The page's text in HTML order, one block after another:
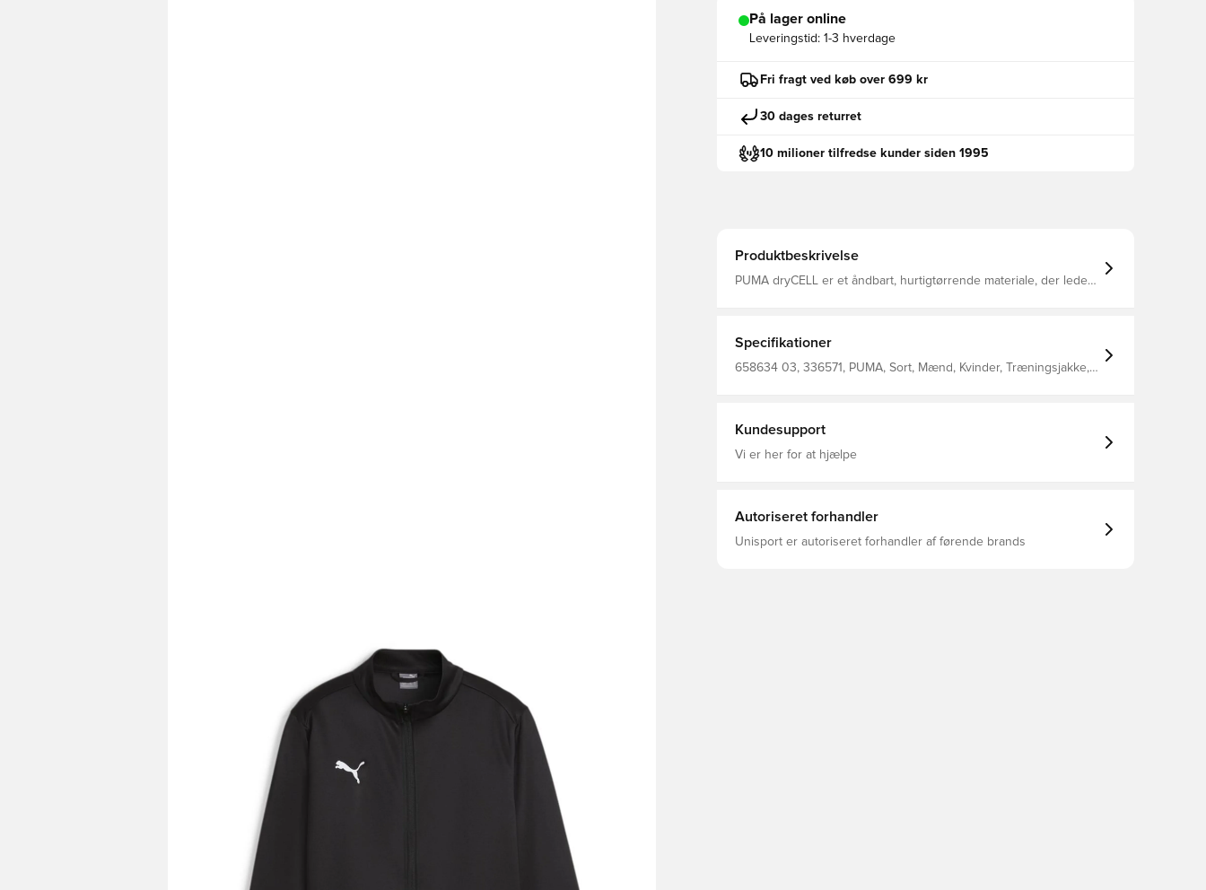
På lager online
Leveringstid: 1-3 hverdage
Fri fragt ved køb over 699 kr
30 dages returret
10 milioner tilfredse kunder siden 1995
Produktbeskrivelse
PUMA dryCELL er et åndbart, hurtigtørrende materiale, der leder
Specifikationer
658634 03, 336571, PUMA, Sort, Mænd, Kvinder, Træningsjakke,
Kundesupport
Vi er her for at hjælpe
Autoriseret forhandler
Unisport er autoriseret forhandler af førende brands